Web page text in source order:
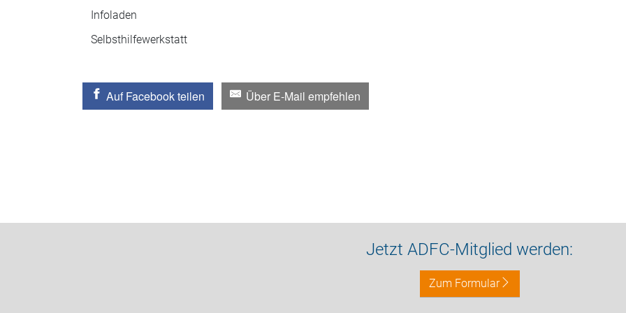
Infoladen
Selbsthilfewerkstatt
Auf Facebook teilen Über E-Mail empfehlen
Jetzt ADFC-Mitglied werden:
Zum Formular